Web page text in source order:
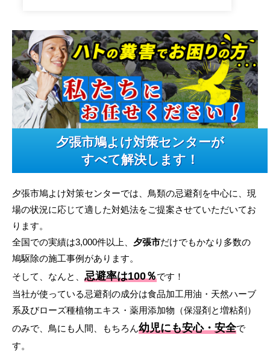
夕張市鳩よけ対策センターが
すべて解決します！
夕張市鳩よけ対策センターでは、鳥類の忌避剤を中心に、現
場の状況に応じて適した対処法をご提案させていただいてお
ります。
全国での実績は3,000件以上、 夕張市だけでもかなり多数の
鳩駆除の施工事例があります。
そして、なんと、 忌避率は100％です！
当社が使っている忌避剤の成分は食品加工用油・天然ハーブ
系及びローズ種植物エキス・薬用添加物（保湿剤と増粘剤）
のみで、鳥にも人間、もちろん幼児にも安心・安全で
す。